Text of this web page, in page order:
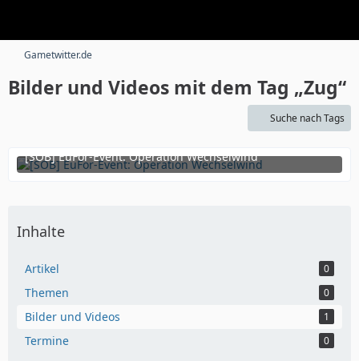
Gametwitter.de
Bilder und Videos mit dem Tag „Zug“
Suche nach Tags
[SOB] EuFor-Event: Operation Wechselwind
29. April 2018 um 00:52
Inhalte
Artikel 0
Themen 0
Bilder und Videos 1
Termine 0